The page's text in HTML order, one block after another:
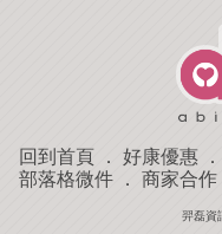
回到首頁 ． 好康優惠 ．
部落格微件． 商家合作
羿磊資